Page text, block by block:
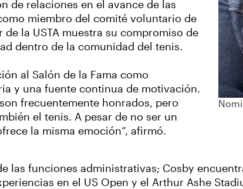
de relaciones en el avance de las
miembro del comité voluntario de
la USTA muestra su compromiso de
dentro de la comunidad del tenis.
al Salón de la Fama como
y una fuente continua de motivación.
frecuentemente honrados, pero
el tenis. A pesar de no ser un
la misma emoción”, afirmó.
las funciones administrativas; Cosby
en el US Open y el Arthur Ashe